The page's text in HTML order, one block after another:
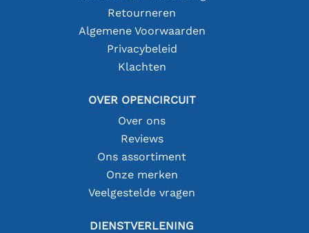
Retourneren
Algemene Voorwaarden
Privacybeleid
Klachten
OVER OPENCIRCUIT
Over ons
Reviews
Ons assortiment
Onze merken
Veelgestelde vragen
DIENSTVERLENING